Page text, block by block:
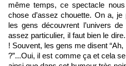
même temps, ce spectacle
chose d’assez chouette. On a,
les gens découvrent l’univers
assez particulier, il faut bien le
! Souvent, les gens me disent
?”...Oui, il est comme ça et cela